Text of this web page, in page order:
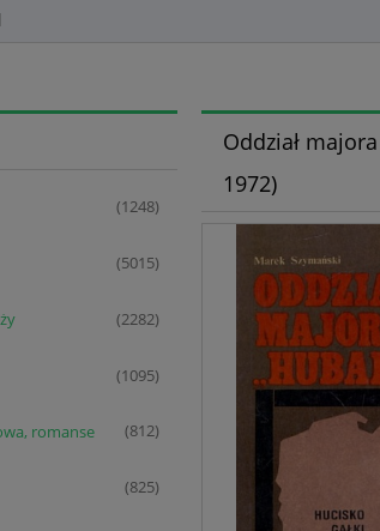
(1248)
(5015)
(2282)
(1095)
romanse (812)
(825)
Oddział
1972)